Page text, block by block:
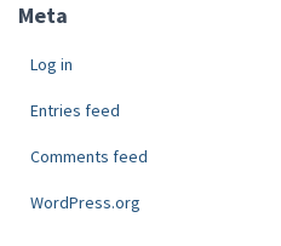
Meta
Log in
Entries feed
Comments feed
WordPress.org